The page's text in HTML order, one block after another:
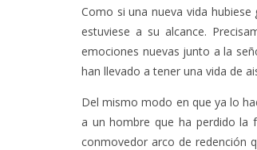
Como si una nueva vida
estuviese a su alcance.
emociones nuevas junto a la
han llevado a tener una vida de
Del mismo modo en que ya lo
a un hombre que ha perdido la
conmovedor arco de redención